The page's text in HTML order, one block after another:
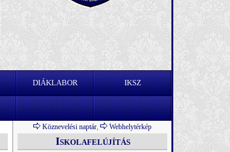
DIÁKLABOR IKSZ
Köznevelési naptár, Webhelytérkép
Iskolafelújítás